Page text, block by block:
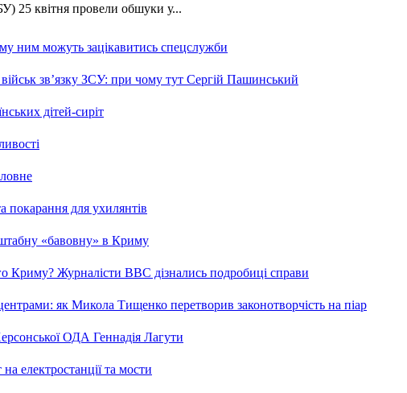
25 квітня провели обшуки у...
ним можуть зацікавитись спецслужби
зв’язку ЗСУ: при чому тут Сергій Пашинський
дітей-сиріт
покарання для ухилянтів
«бавовну» в Криму
Криму? Журналісти ВВС дізнались подробиці справи
як Микола Тищенко перетворив законотворчість на піар
ОДА Геннадія Лагути
електростанції та мости